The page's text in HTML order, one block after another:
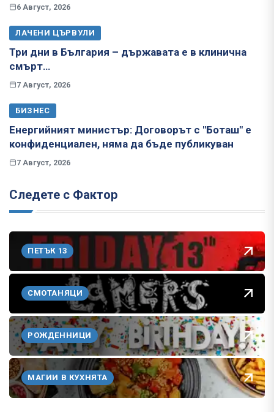
6 Август, 2026
ЛАЧЕНИ ЦЪРВУЛИ
Три дни в България – държавата е в клинична
смърт…
7 Август, 2026
БИЗНЕС
Енергийният министър: Договорът с "Боташ" е
конфиденциален, няма да бъде публикуван
7 Август, 2026
Следете с Фактор
ПЕТЪК 13
СМОТАНЯЦИ
РОЖДЕННИЦИ
МАГИИ В КУХНЯТА